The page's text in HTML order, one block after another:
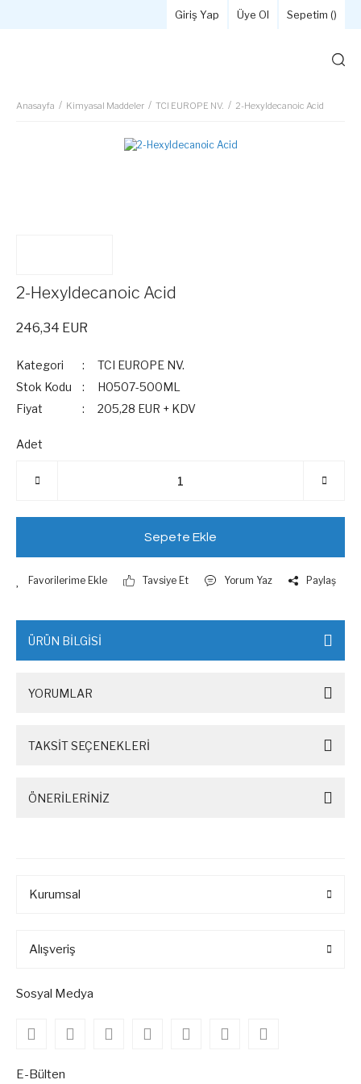
Giriş Yap Üye Ol Sepetim ()
Anasayfa Kimyasal Maddeler TCI EUROPE NV. 2-Hexyldecanoic Acid
2-Hexyldecanoic Acid
246,34 EUR
Kategori
TCI EUROPE NV.
Stok Kodu
H0507-500ML
Fiyat
205,28 EUR + KDV
Adet
Sepete Ekle
Tavsiye Et Yorum Yaz Paylaş
ÜRÜN BİLGİSİ
YORUMLAR
TAKSİT SEÇENEKLERİ
ÖNERİLERİNİZ
Kurumsal
Alışveriş
Sosyal Medya
E-Bülten